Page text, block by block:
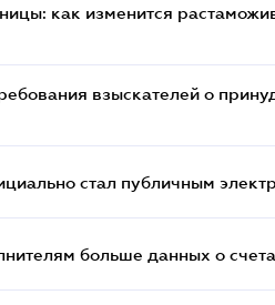
как изменится
взыскателей о
стал публичным
больше данных о